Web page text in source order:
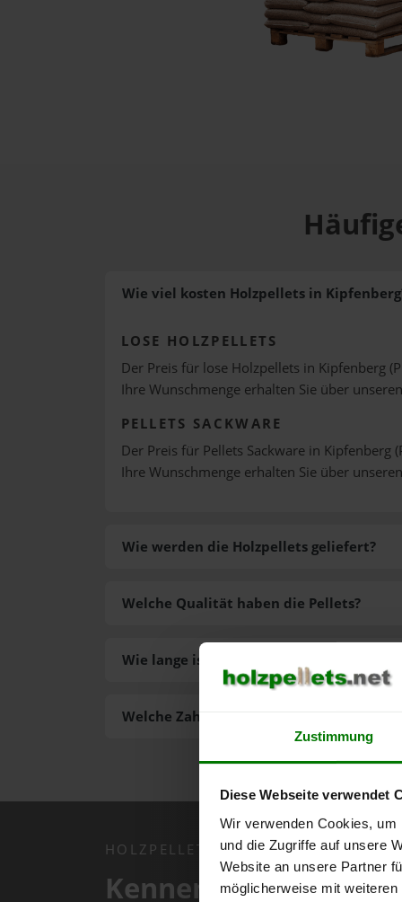
Zustimmung
Diese Webseite verwendet
Wir verwenden Cookies,
und die Zugriffe auf unsere
Website an unsere Partner
möglicherweise mit
Wie viel kosten Holzpellets in
LOSE HOLZPELLETS
Der Preis für lose Holzpellets in Kipfenberg
Ihre Wunschmenge erhalten Sie über unseren
PELLETS SACKWARE
Der Preis für Pellets Sackware in Kipfenberg
Ihre Wunschmenge erhalten Sie über unseren
Wie werden die Holzpellets geliefert?
Welche Zahlungsarten gibt es?
Welche Qualität haben die Pellets?
Wie lange ist die Lieferzeit der Pellets?
HOLZPELLETS.NET APP
Kennen Sie schon